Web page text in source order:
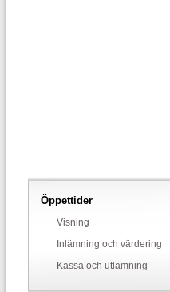
Öppettider
Visning
Inlämning och värdering
Kassa och utlämning